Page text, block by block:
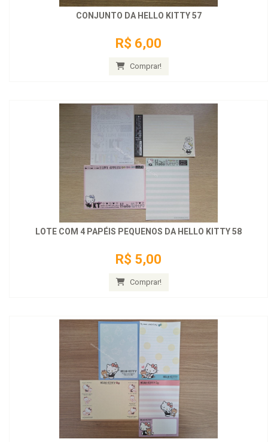
CONJUNTO DA HELLO KITTY 57
R$ 6,00
Comprar!
LOTE COM 4 PAPÉIS PEQUENOS DA HELLO KITTY 58
R$ 5,00
Comprar!